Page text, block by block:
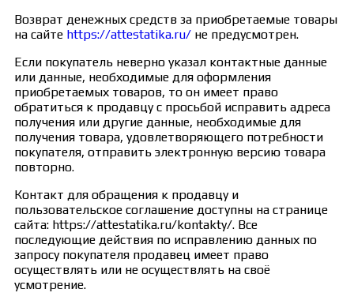
Возврат денежных средств за приобретаемые товары
на сайте https://attestatika.ru/ не предусмотрен.
Если покупатель неверно указал контактные данные
или данные, необходимые для оформления
приобретаемых товаров, то он имеет право
обратиться к продавцу с просьбой исправить адреса
получения или другие данные, необходимые для
получения товара, удовлетворяющего потребности
покупателя, отправить электронную версию товара
повторно.
Контакт для обращения к продавцу и
пользовательское соглашение доступны на странице
сайта: https://attestatika.ru/kontakty/. Все
последующие действия по исправлению данных по
запросу покупателя продавец имеет право
осуществлять или не осуществлять на своё
усмотрение.